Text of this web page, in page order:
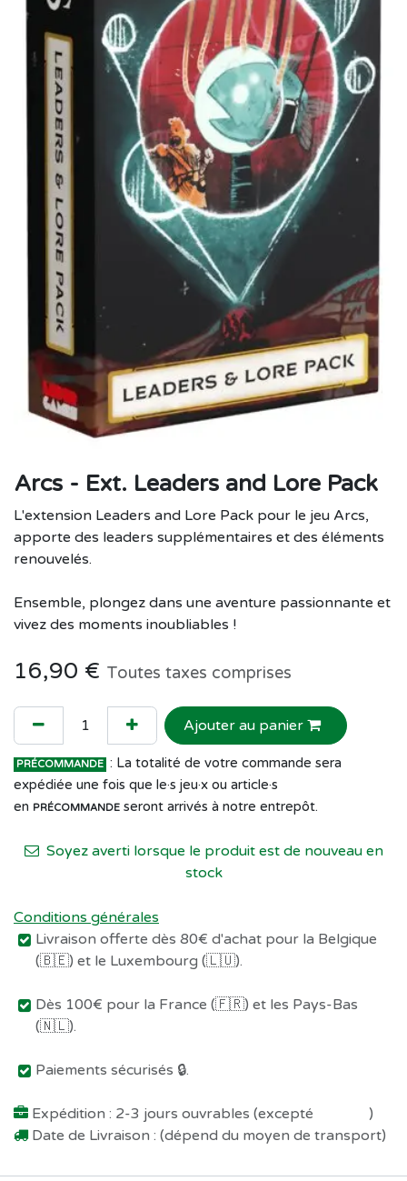
Arcs - Ext. Leaders and Lore Pack
L'extension Leaders and Lore Pack pour le jeu Arcs,
apporte des leaders supplémentaires et des éléments
renouvelés.
Ensemble, plongez dans une aventure passionnante et
vivez des moments inoubliables !
16,90 € Toutes taxes comprises
Ajouter au panier
PRÉCOMMANDE : La totalité de votre commande sera
expédiée une fois que le·s jeu·x ou article·s
en PRÉCOMMANDE seront arrivés à notre entrepôt.
Soyez averti lorsque le produit est de nouveau en
stock
Conditions générales
Livraison offerte dès 80€ d'achat pour la Belgique
(🇧🇪) et le Luxembourg (🇱🇺).
Dès 100€ pour la France (🇫🇷) et les Pays-Bas
(🇳🇱).
Paiements sécurisés 🔒.
Expédition : 2-3 jours ouvrables (excepté
)
Date de Livraison : (dépend du moyen de transport)